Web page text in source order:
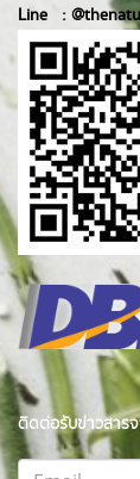
Line :
ติดต่อรับข่าวสารจ